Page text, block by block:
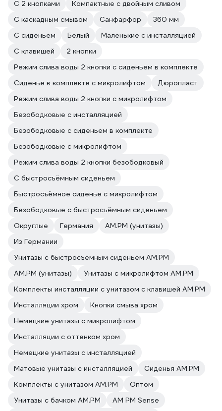
С 2 кнопками
Компактные с двойным сливом
С каскадным смывом
Санфарфор
360 мм
С сиденьем
Белый
Маленькие с инсталляцией
С клавишей
2 кнопки
Режим слива воды 2 кнопки с сиденьем в комплекте
Сиденье в комплекте с микролифтом
Дюропласт
Режим слива воды 2 кнопки с микролифтом
Безободковые с инсталляцией
Безободковые с сиденьем в комплекте
Безободковые с микролифтом
Режим слива воды 2 кнопки безободковый
С быстросъёмным сиденьем
Быстросъёмное сиденье с микролифтом
Безободковые с быстросъёмным сиденьем
Округлые
Германия
AM.PM (унитазы)
Из Германии
Унитазы с быстросъемным сиденьем AM.PM
AM.PM (унитазы)
Унитазы с микролифтом AM.PM
Комплекты инсталляции с унитазом с клавишей AM.PM
Инсталляции хром
Кнопки смыва хром
Немецкие унитазы с микролифтом
Инсталляции с оттенком хром
Немецкие унитазы с инсталляцией
Матовые унитазы с инсталляцией
Сиденья AM.PM
Комплекты с унитазом AM.PM
Оптом
Унитазы с бачком AM.PM
AM PM Sense